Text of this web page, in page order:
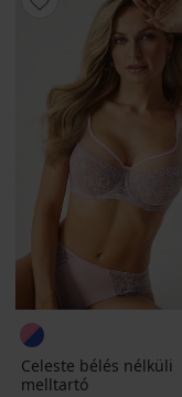
Celeste bélés nélküli
melltartó